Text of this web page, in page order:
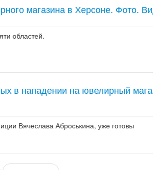
магазина в Херсоне. Фото.
областей.
в нападении на ювелирный
Вячеслава Аброськина, уже готовы